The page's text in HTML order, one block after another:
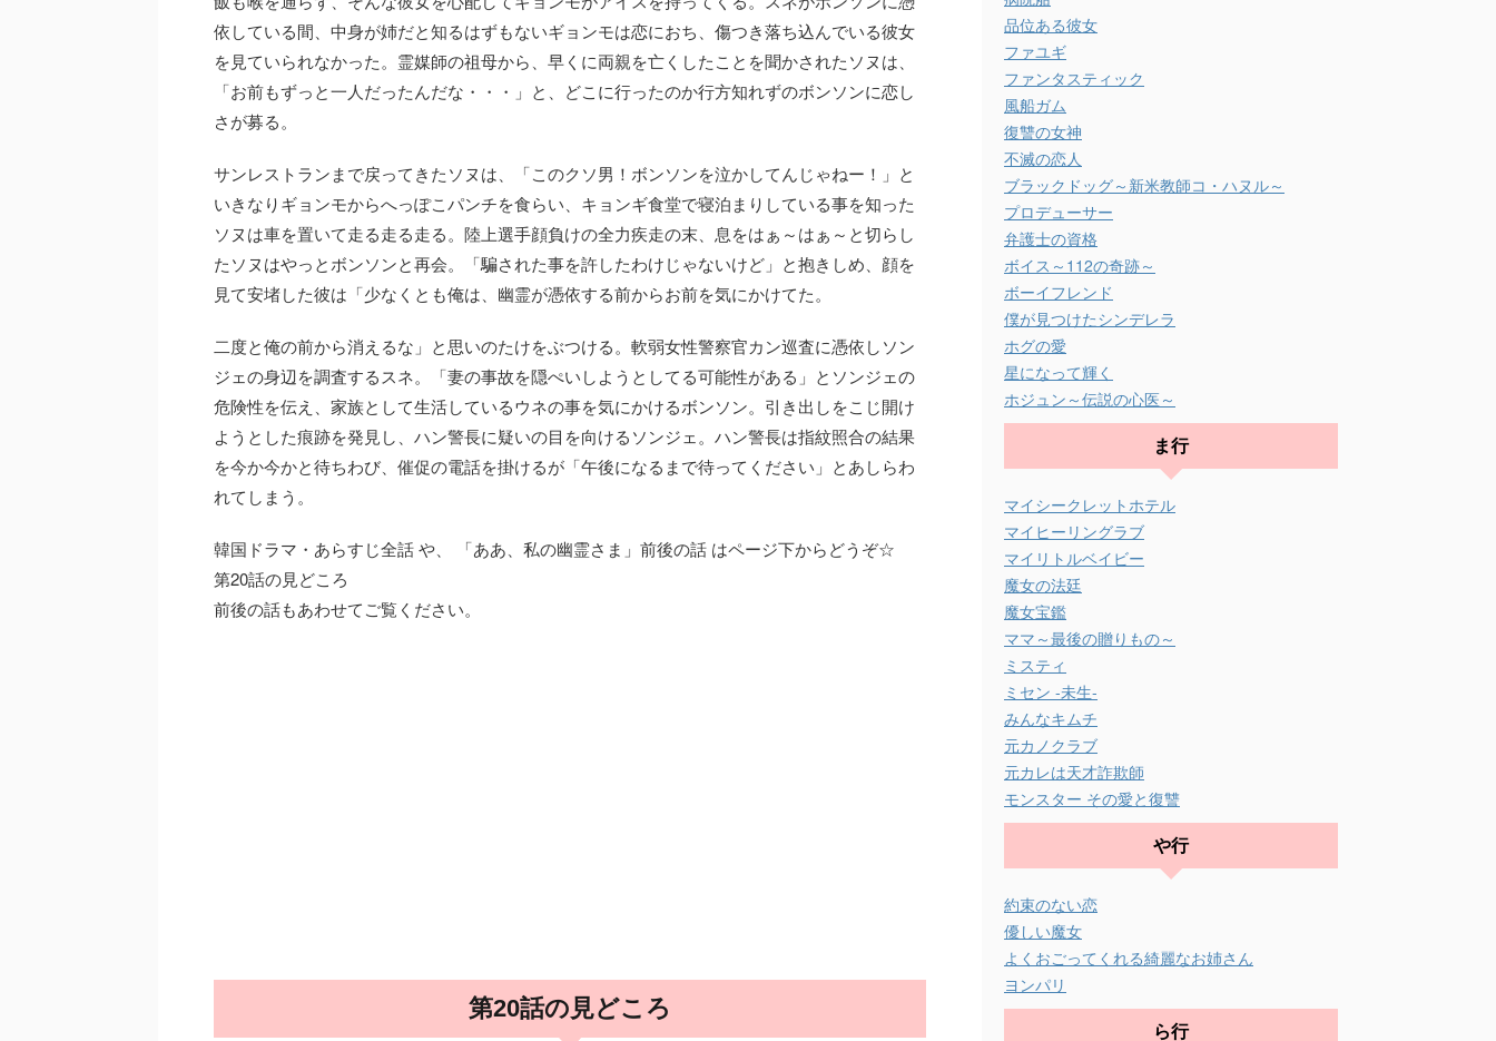
依している間、中身が姉だと知るはずもないギョンモは恋におち、傷つき落ち込んでいる彼女
を見ていられなかった。霊媒師の祖母から、早くに両親を亡くしたことを聞かされたソヌは、
「お前もずっと一人だったんだな・・・」と、どこに行ったのか行方知れずのボンソンに恋し
さが募る。
サンレストランまで戻ってきたソヌは、「このクソ男！ボンソンを泣かしてんじゃねー！」と
いきなりギョンモからへっぽこパンチを食らい、キョンギ食堂で寝泊まりしている事を知った
ソヌは車を置いて走る走る走る。陸上選手顔負けの全力疾走の末、息をはぁ～はぁ～と切らし
たソヌはやっとボンソンと再会。「騙された事を許したわけじゃないけど」と抱きしめ、顔を
見て安堵した彼は「少なくとも俺は、幽霊が憑依する前からお前を気にかけてた。
二度と俺の前から消えるな」と思いのたけをぶつける。軟弱女性警察官カン巡査に憑依しソン
ジェの身辺を調査するスネ。「妻の事故を隠ぺいしようとしてる可能性がある」とソンジェの
危険性を伝え、家族として生活しているウネの事を気にかけるボンソン。引き出しをこじ開け
ようとした痕跡を発見し、ハン警長に疑いの目を向けるソンジェ。ハン警長は指紋照合の結果
を今か今かと待ちわび、催促の電話を掛けるが「午後になるまで待ってください」とあしらわ
れてしまう。
韓国ドラマ・あらすじ全話 や、 「ああ、私の幽霊さま」前後の話 はページ下からどうぞ☆
第20話の見どころ
前後の話もあわせてご覧ください。
第20話の見どころ
品位ある彼女
ファユギ
ファンタスティック
風船ガム
復讐の女神
不滅の恋人
ブラックドッグ～新米教師コ・ハヌル～
プロデューサー
弁護士の資格
ボイス～112の奇跡～
ボーイフレンド
僕が見つけたシンデレラ
ホグの愛
星になって輝く
ホジュン～伝説の心医～
ま行
マイシークレットホテル
マイヒーリングラブ
マイリトルベイビー
魔女の法廷
魔女宝鑑
ママ～最後の贈りもの～
ミスティ
ミセン -未生-
みんなキムチ
元カノクラブ
元カレは天才詐欺師
モンスター その愛と復讐
や行
約束のない恋
優しい魔女
よくおごってくれる綺麗なお姉さん
ヨンパリ
ら行